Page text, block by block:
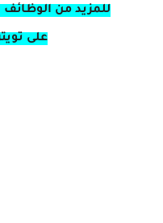
للمزيد من الوظائف
على